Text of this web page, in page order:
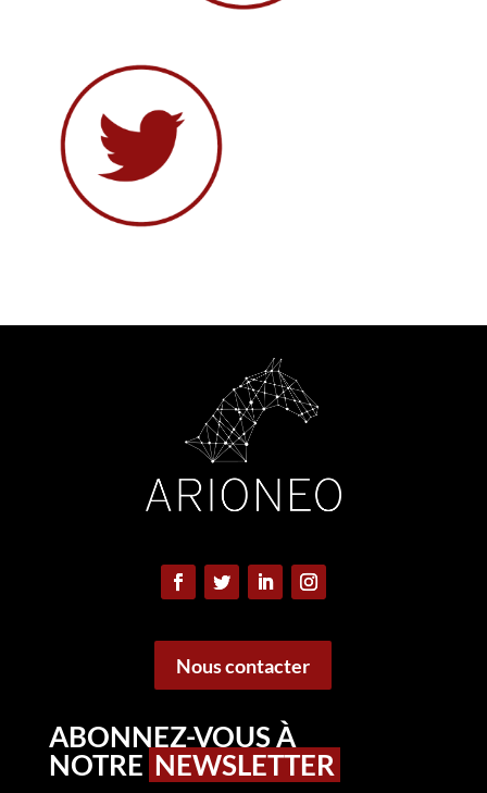
Nous contacter
ABONNEZ-VOUS À
NOTRE NEWSLETTER